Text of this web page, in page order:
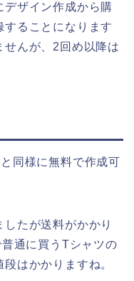
デザイン作成から購
することになります
んが、2回め以降は
同様に無料で作成可
たが送料がかかり
通に買うTシャツの
はかかりますね。